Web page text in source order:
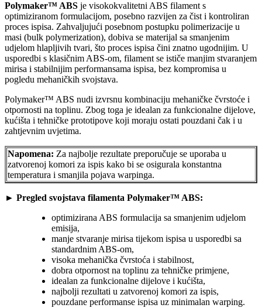
Polymaker™ ABS je visokokvalitetni ABS filament s
optimiziranom formulacijom, posebno razvijen za čist i kontroliran
proces ispisa. Zahvaljujući posebnom postupku polimerizacije u
masi (bulk polymerization), dobiva se materijal sa smanjenim
udjelom hlapljivih tvari, što proces ispisa čini znatno ugodnijim. U
usporedbi s klasičnim ABS-om, filament se ističe manjim stvaranjem
mirisa i stabilnijim performansama ispisa, bez kompromisa u
pogledu mehaničkih svojstava.
Polymaker™ ABS nudi izvrsnu kombinaciju mehaničke čvrstoće i
otpornosti na toplinu. Zbog toga je idealan za funkcionalne dijelove,
kućišta i tehničke prototipove koji moraju ostati pouzdani čak i u
zahtjevnim uvjetima.
Napomena: Za najbolje rezultate preporučuje se uporaba u
zatvorenoj komori za ispis kako bi se osigurala konstantna
temperatura i smanjila pojava warpinga.
► Pregled svojstava filamenta Polymaker™ ABS:
optimizirana ABS formulacija sa smanjenim udjelom
emisija,
manje stvaranje mirisa tijekom ispisa u usporedbi sa
standardnim ABS-om,
visoka mehanička čvrstoća i stabilnost,
dobra otpornost na toplinu za tehničke primjene,
idealan za funkcionalne dijelove i kućišta,
najbolji rezultati u zatvorenoj komori za ispis,
pouzdane performanse ispisa uz minimalan warping.